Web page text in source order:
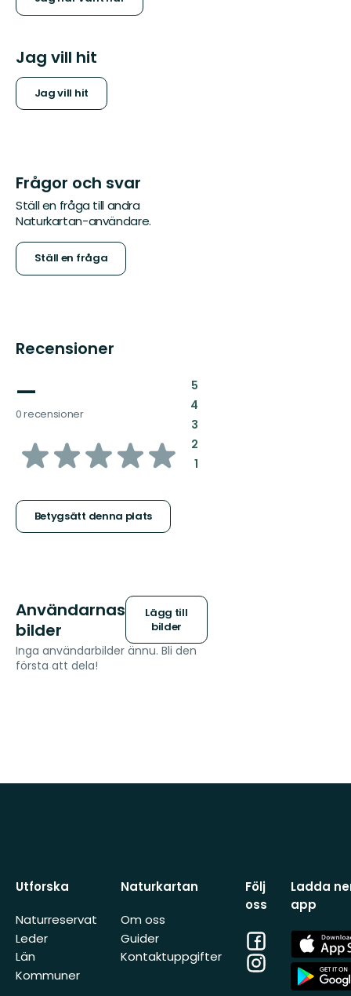
Jag vill hit
Jag vill hit
Frågor och svar
Ställ en fråga till andra
Naturkartan-användare.
Ställ en fråga
Recensioner
—
0 recensioner
av
stjärnor
Betygsätt denna plats
5:
4:
3:
2:
1:
Användarnas
bilder
Lägg till
bilder
Inga användarbilder ännu. Bli den
första att dela!
Utforska
Naturreservat
Leder
Län
Kommuner
Naturkartan
Om oss
Guider
Kontaktuppgifter
Följ
oss
Facebook
Instagram
Ladda
app
App
Store
App
Store